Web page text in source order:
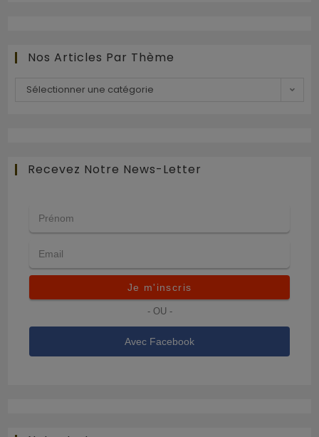
Nos Articles Par Thème
Sélectionner une catégorie
Recevez Notre News-Letter
Je m'inscris
- OU -
Avec Facebook